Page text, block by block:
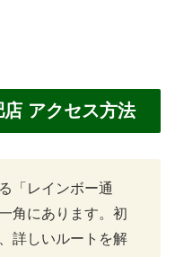
アクセス方法
「レインボー通
角にあります。初
詳しいルートを解